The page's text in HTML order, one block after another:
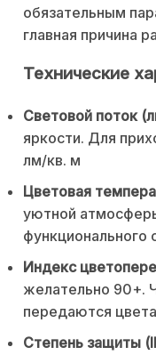
обязательным
главная причина
Технические
Световой поток
яркости. Для
лм/кв. м
Цветовая
уютной
функционального
Индекс
желательно 90+.
передаются
Степень защиты